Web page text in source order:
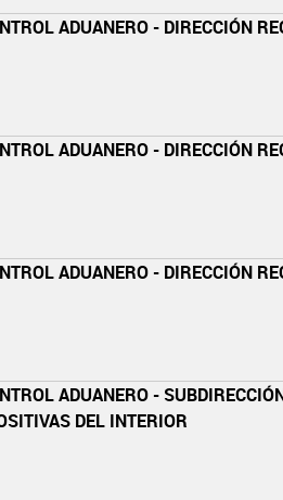
ADUANERO - DIRECCIÓN
ADUANERO - DIRECCIÓN
ADUANERO - DIRECCIÓN
ADUANERO -
DEL INTERIOR